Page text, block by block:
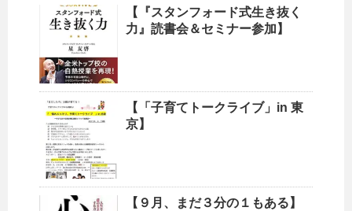
【『スタンフォード式生き抜く
力』読書会＆セミナー参加】
【「子育てトークライブ」in 東
京】
【９月、まだ３分の１もある】